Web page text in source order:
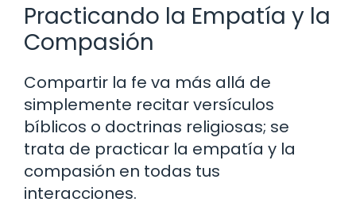
Practicando la Empatía y la
Compasión
Compartir la fe va más allá de
simplemente recitar versículos
bíblicos o doctrinas religiosas; se
trata de practicar la empatía y la
compasión en todas tus
interacciones.